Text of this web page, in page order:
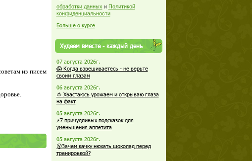
из писем
обработки данных и Политикой
конфиденциальности
Больше о курсе
Худеем вместе - каждый день
07 августа 2026г.
😱 Когда взвешиваетесь - не верьте
своим глазам
06 августа 2026г.
🍅 Хвастаюсь урожаем и открываю глаза
на факт
05 августа 2026г.
⚡7 причудливых подсказок для
уменьшения аппетита
05 августа 2026г.
😮Зачем качку нюхать шоколад перед
тренировкой?